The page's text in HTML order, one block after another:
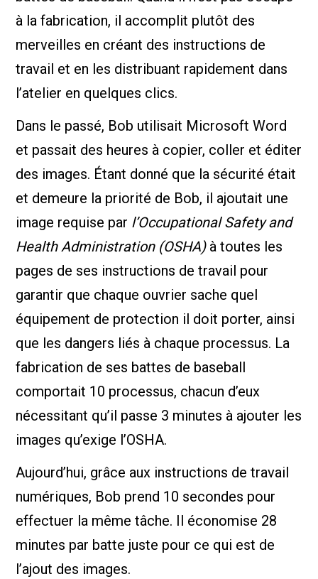
à la fabrication, il accomplit plutôt des
merveilles en créant des instructions de
travail et en les distribuant rapidement dans
l’atelier en quelques clics.
Dans le passé, Bob utilisait Microsoft Word
et passait des heures à copier, coller et éditer
des images. Étant donné que la sécurité était
et demeure la priorité de Bob, il ajoutait une
image requise par l’Occupational Safety and
Health Administration (OSHA)à toutes les
pages de ses instructions de travail pour
garantir que chaque ouvrier sache quel
équipement de protection il doit porter, ainsi
que les dangers liés à chaque processus. La
fabrication de ses battes de baseball
comportait 10 processus, chacun d’eux
nécessitant qu’il passe 3 minutes à ajouter les
images qu’exige l’OSHA.
Aujourd’hui, grâce aux instructions de travail
numériques, Bob prend 10 secondes pour
effectuer la même tâche. Il économise 28
minutes par batte juste pour ce qui est de
l’ajout des images.